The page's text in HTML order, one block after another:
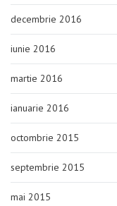
decembrie 2016
iunie 2016
martie 2016
ianuarie 2016
octombrie 2015
septembrie 2015
mai 2015